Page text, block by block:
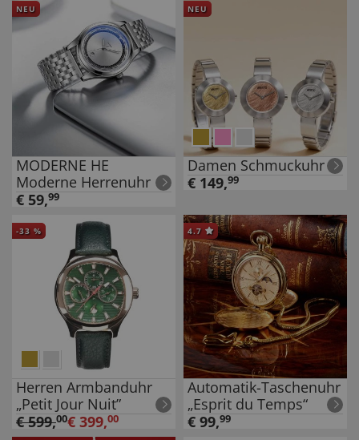
NEU
MODERNE HE
Moderne Herrenuhr
€ 59,99
NEU
Damen Schmuckuhr
€ 149,99
-33 %
Herren Armbanduhr
„Petit Jour Nuit”
€599,00€ 399,00
4.7
Automatik-Taschenuhr
„Esprit du Temps“
€ 99,99